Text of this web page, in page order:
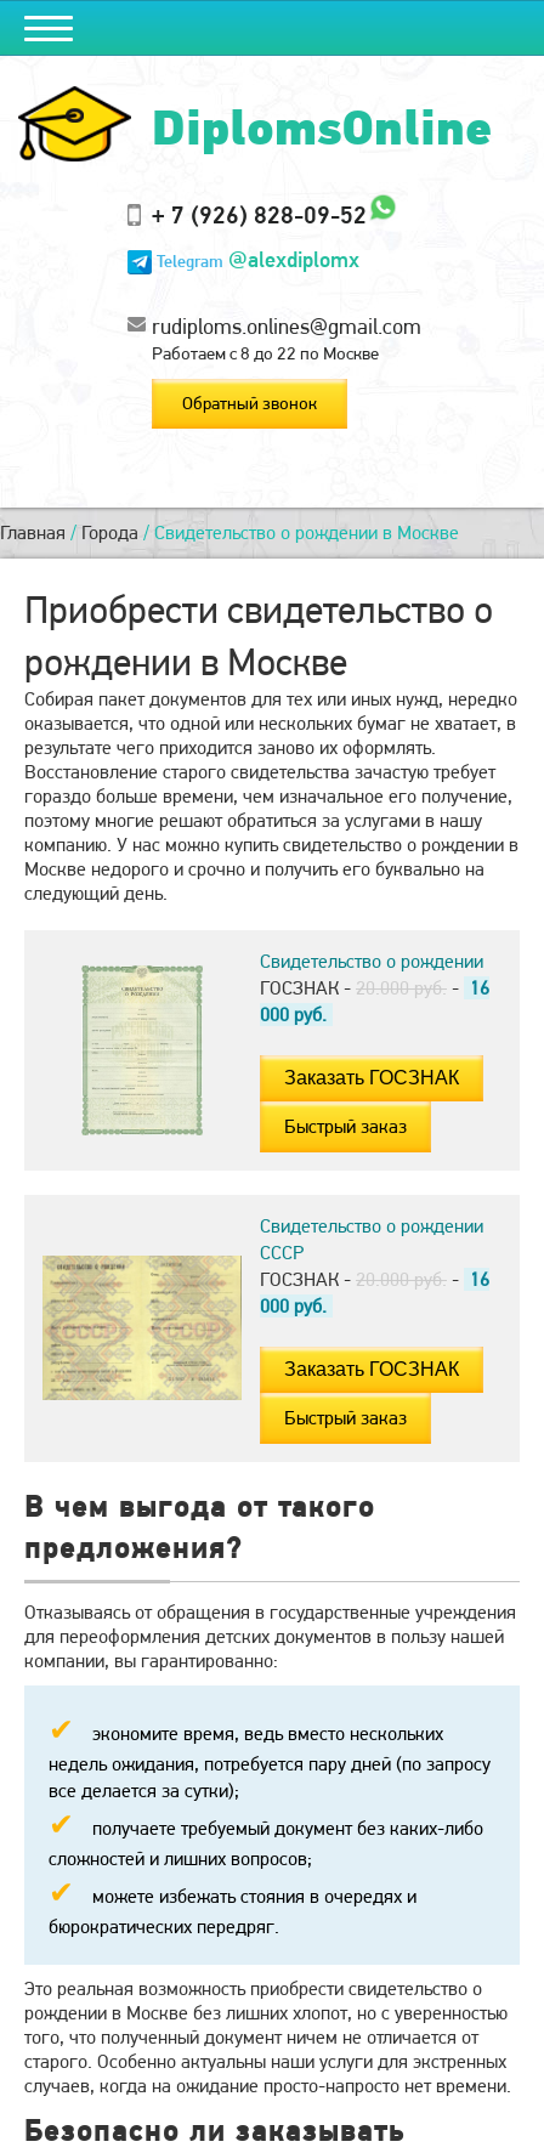
DiplomsOnline
+ 7 (926) 828-09-52
Telegram @alexdiplomx
rudiploms.onlines@gmail.com
Работаем с 8 до 22 по Москве
Обратный звонок
Главная / Города / Свидетельство о рождении в Москве
Приобрести свидетельство о
рождении в Москве
Собирая пакет документов для тех или иных нужд, нередко
оказывается, что одной или нескольких бумаг не хватает, в
результате чего приходится заново их оформлять.
Восстановление старого свидетельства зачастую требует
гораздо больше времени, чем изначальное его получение,
поэтому многие решают обратиться за услугами в нашу
компанию. У нас можно купить свидетельство о рождении в
Москве недорого и срочно и получить его буквально на
следующий день.
Свидетельство о рождении
ГОСЗНАК - 20.000 руб. - 16
000 руб.
Быстрый заказ
Свидетельство о рождении
СССР
ГОСЗНАК - 20.000 руб. - 16
000 руб.
Быстрый заказ
В чем выгода от такого
предложения?
Отказываясь от обращения в государственные учреждения
для переоформления детских документов в пользу нашей
компании, вы гарантированно:
экономите время, ведь вместо нескольких
недель ожидания, потребуется пару дней (по запросу
все делается за сутки);
получаете требуемый документ без каких-либо
сложностей и лишних вопросов;
можете избежать стояния в очередях и
бюрократических передряг.
Это реальная возможность приобрести свидетельство о
рождении в Москве без лишних хлопот, но с уверенностью
того, что полученный документ ничем не отличается от
старого. Особенно актуальны наши услуги для экстренных
случаев, когда на ожидание просто-напросто нет времени.
Безопасно ли заказывать